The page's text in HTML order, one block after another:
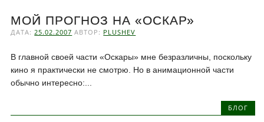
МОЙ ПРОГНОЗ НА «ОСКАР»
ДАТА:25.02.2007 АВТОР: PLUSHEV
В главной своей части «Оскары» мне безразличны, поскольку
кино я практически не смотрю. Но в анимационной части
обычно интересно:...
БЛОГ